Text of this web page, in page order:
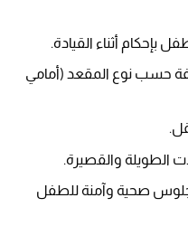
بإحكام أثناء القيادة.
حسب نوع المقعد (أمامي
الطويلة والقصيرة.
صحية وآمنة للطفل